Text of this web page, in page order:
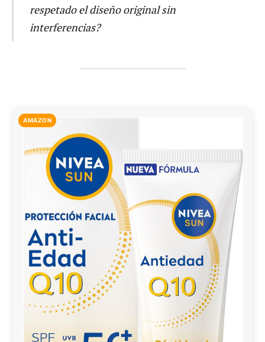
respetado el diseño original sin
interferencias?
AMAZON